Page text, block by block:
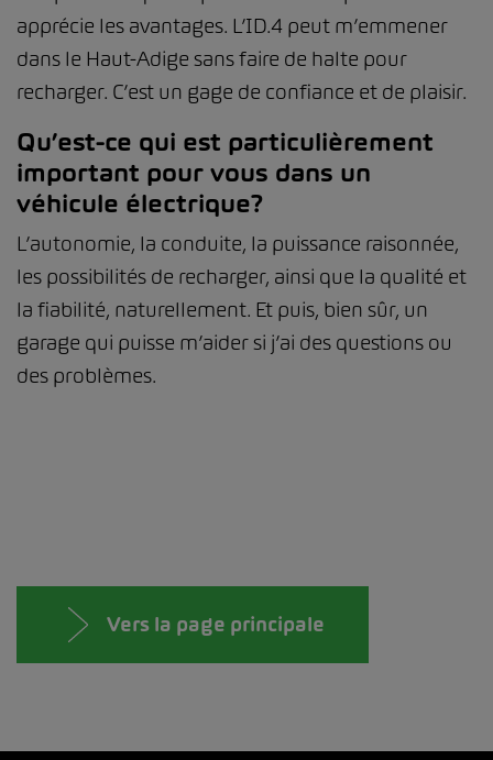
apprécie les avantages. L’ID.4 peut m’emmener
dans le Haut-Adige sans faire de halte pour
recharger. C’est un gage de confiance et de plaisir.
Qu’est-ce qui est particulièrement
important pour vous dans un
véhicule électrique?
L’autonomie, la conduite, la puissance raisonnée,
les possibilités de recharger, ainsi que la qualité et
la fiabilité, naturellement. Et puis, bien sûr, un
garage qui puisse m’aider si j’ai des questions ou
des problèmes.
Vers la page principale